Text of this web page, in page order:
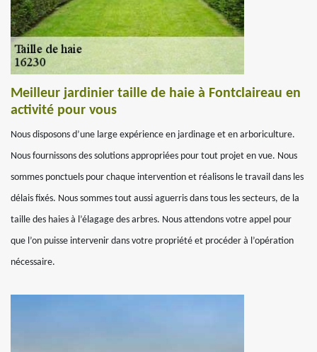
Meilleur jardinier taille de haie à Fontclaireau en
activité pour vous
Nous disposons d’une large expérience en jardinage et en arboriculture.
Nous fournissons des solutions appropriées pour tout projet en vue. Nous
sommes ponctuels pour chaque intervention et réalisons le travail dans les
délais fixés. Nous sommes tout aussi aguerris dans tous les secteurs, de la
taille des haies à l’élagage des arbres. Nous attendons votre appel pour
que l’on puisse intervenir dans votre propriété et procéder à l’opération
nécessaire.